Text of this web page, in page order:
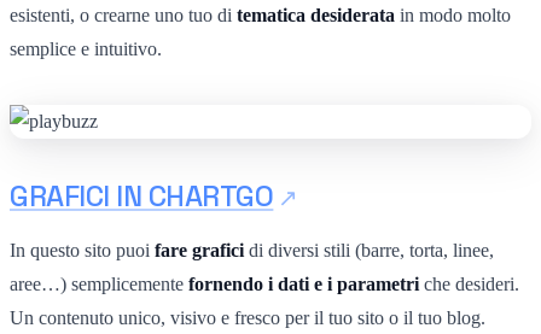
esistenti, o crearne uno tuo di tematica desiderata in modo molto
semplice e intuitivo.
GRAFICI IN CHARTGO
In questo sito puoi fare grafici di diversi stili (barre, torta, linee,
aree…) semplicemente fornendo i dati e i parametri che desideri.
Un contenuto unico, visivo e fresco per il tuo sito o il tuo blog.